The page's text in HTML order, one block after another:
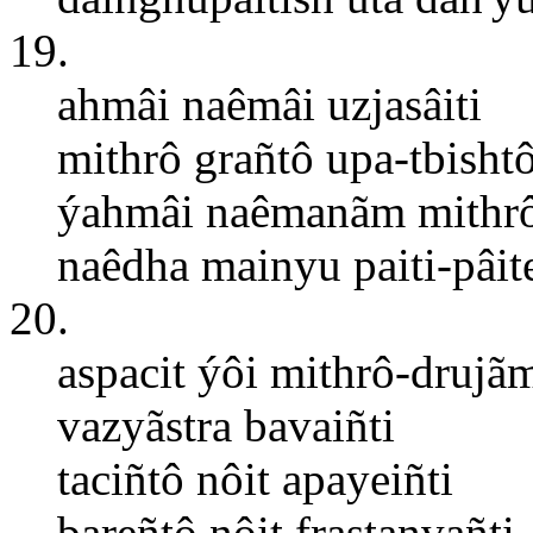
19.
ahmâi naêmâi uzjasâiti
mithrô grañtô upa-
ýahmâi naêmanãm
naêdha mainyu paiti-
20.
aspacit ýôi mithrô-
vazyãstra bavaiñti
taciñtô nôit apayeiñti